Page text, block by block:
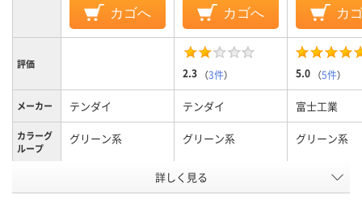
カゴへ カゴへ カ
評価
2.3 （3件） 5.0 （5件）
メーカー テンダイ テンダイ 富士工業
カラーグ
ループ
グリーン系 グリーン系 グリーン系
抗菌
詳しく見る